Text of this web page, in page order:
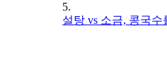
5.
설탕 vs 소금, 콩국